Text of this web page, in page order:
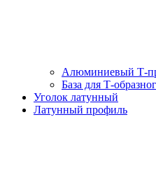
Алюминиевый Т-
База для Т-
Уголок латунный
Латунный профиль